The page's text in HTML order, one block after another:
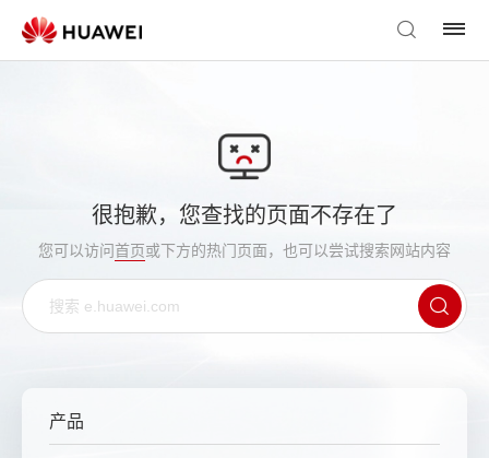
很抱歉，您查找的页面不存在了
您可以访问首页或下方的热门页面，也可以尝试搜索网站内容
产品